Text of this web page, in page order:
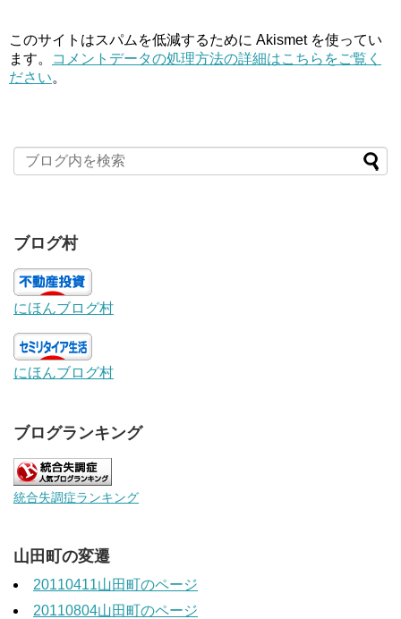
このサイトはスパムを低減するために Akismet を使ってい
ます。
コメントデータの処理方法の詳細はこちらをご覧く
ださい。
ブログ村
にほんブログ村
にほんブログ村
ブログランキング
統合失調症ランキング
山田町の変遷
20110411山田町のページ
20110804山田町のページ